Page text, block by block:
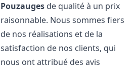
Pouzauges de qualité à un prix
raisonnable. Nous sommes fiers
de nos réalisations et de la
satisfaction de nos clients, qui
nous ont attribué des avis